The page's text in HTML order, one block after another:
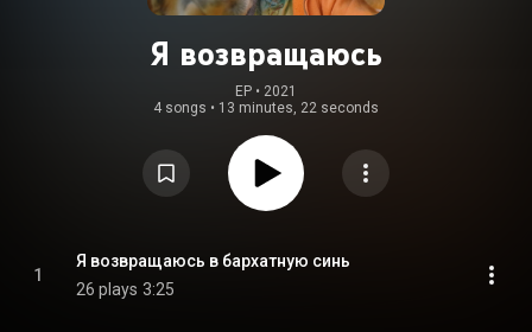
Я возвращаюсь
EP • 2021
4 songs • 13 minutes, 22 seconds
1
Я возвращаюсь в бархатную синь
26 plays 3:25